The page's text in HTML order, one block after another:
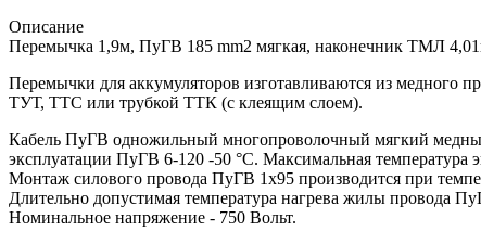
Описание
Перемычка 1,9м, ПуГВ 185 mm2 мягкая, наконечник ТМЛ
Перемычки для аккумуляторов изготавливаются из
ТУТ, ТТС или трубкой ТТК (с клеящим слоем).
Кабель ПуГВ одножильный многопроволочный мягкий
эксплуатации ПуГВ 6-120 -50 °С. Максимальная
Монтаж силового провода ПуГВ 1х95 производится при
Длительно допустимая температура нагрева жилы провода
Номинальное напряжение - 750 Вольт.